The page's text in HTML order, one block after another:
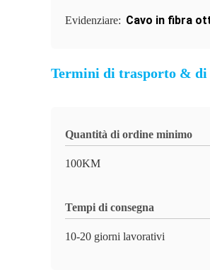
Evidenziare: Cavo in fibra
Termini di trasporto & di
Quantità di ordine minimo
100KM
Tempi di consegna
10-20 giorni lavorativi